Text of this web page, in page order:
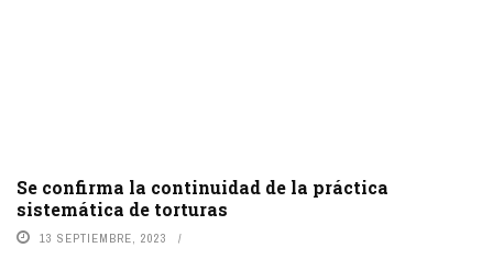
Se confirma la continuidad de la práctica
sistemática de torturas
13 SEPTIEMBRE, 2023